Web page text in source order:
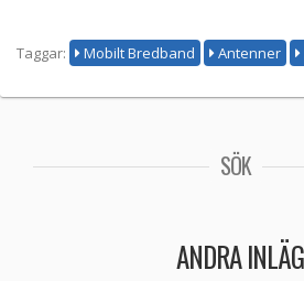
Taggar: Mobilt Bredband Antenner
SÖK
ANDRA